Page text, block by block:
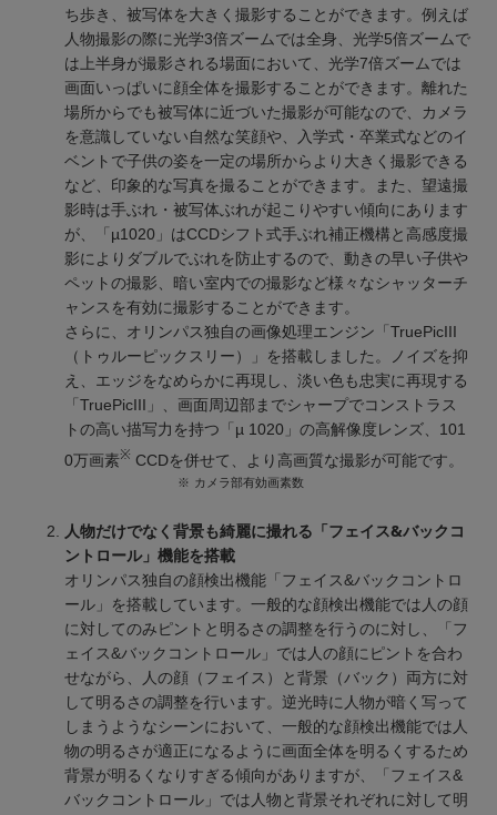
ち歩き、被写体を大きく撮影することができます。例えば
人物撮影の際に光学3倍ズームでは全身、光学5倍ズームで
は上半身が撮影される場面において、光学7倍ズームでは
画面いっぱいに顔全体を撮影することができます。離れた
場所からでも被写体に近づいた撮影が可能なので、カメラ
を意識していない自然な笑顔や、入学式・卒業式などのイ
ベントで子供の姿を一定の場所からより大きく撮影できる
など、印象的な写真を撮ることができます。また、望遠撮
影時は手ぶれ・被写体ぶれが起こりやすい傾向にあります
が、「µ1020」はCCDシフト式手ぶれ補正機構と高感度撮
影によりダブルでぶれを防止するので、動きの早い子供や
ペットの撮影、暗い室内での撮影など様々なシャッターチ
ャンスを有効に撮影することができます。
さらに、オリンパス独自の画像処理エンジン「TruePicIII
（トゥルーピックスリー）」を搭載しました。ノイズを抑
え、エッジをなめらかに再現し、淡い色も忠実に再現する
「TruePicIII」、画面周辺部までシャープでコンストラス
トの高い描写力を持つ「µ 1020」の高解像度レンズ、101
0万画素※ CCDを併せて、より高画質な撮影が可能です。
※ カメラ部有効画素数
人物だけでなく背景も綺麗に撮れる「フェイス&バックコ
ントロール」機能を搭載
オリンパス独自の顔検出機能「フェイス&バックコントロ
ール」を搭載しています。一般的な顔検出機能では人の顔
に対してのみピントと明るさの調整を行うのに対し、「フ
ェイス&バックコントロール」では人の顔にピントを合わ
せながら、人の顔（フェイス）と背景（バック）両方に対
して明るさの調整を行います。逆光時に人物が暗く写って
しまうようなシーンにおいて、一般的な顔検出機能では人
物の明るさが適正になるように画面全体を明るくするため
背景が明るくなりすぎる傾向がありますが、「フェイス&
バックコントロール」では人物と背景それぞれに対して明